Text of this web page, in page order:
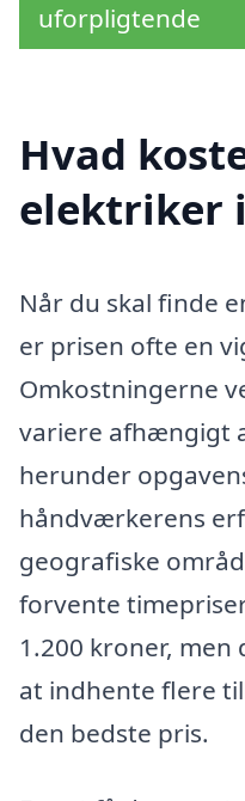
uforpligtende
Hvad
elektriker
Når du skal finde
er prisen ofte en
Omkostningerne
variere afhængigt
herunder
håndværkerens
geografiske
forvente
1.200 kroner,
at indhente flere
den bedste pris.